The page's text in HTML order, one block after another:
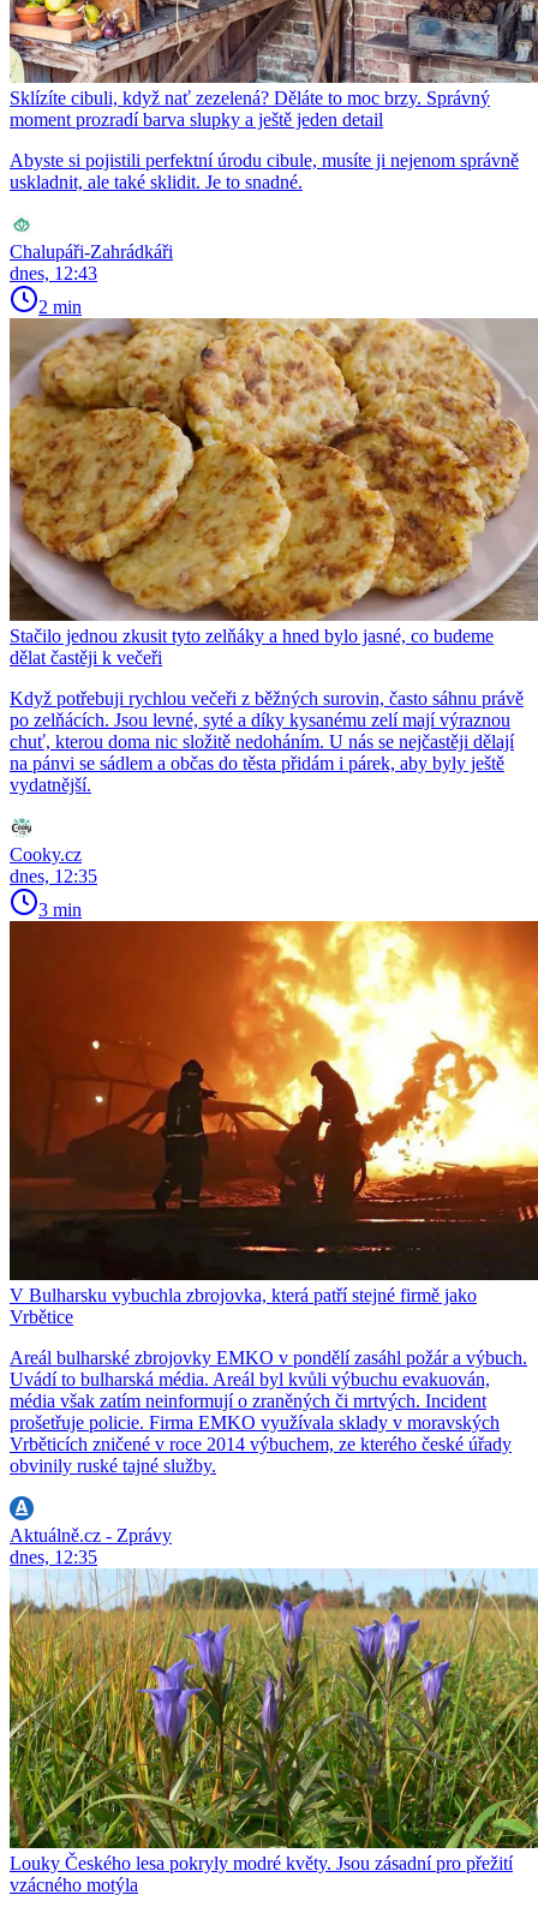
Sklízíte cibuli, když nať zezelená? Děláte to moc brzy. Správný
moment prozradí barva slupky a ještě jeden detail
Abyste si pojistili perfektní úrodu cibule, musíte ji nejenom správně
uskladnit, ale také sklidit. Je to snadné.
Chalupáři-Zahrádkáři
dnes, 12:43
2 min
Stačilo jednou zkusit tyto zelňáky a hned bylo jasné, co budeme
dělat častěji k večeři
Když potřebuji rychlou večeři z běžných surovin, často sáhnu právě
po zelňácích. Jsou levné, syté a díky kysanému zelí mají výraznou
chuť, kterou doma nic složitě nedoháním. U nás se nejčastěji dělají
na pánvi se sádlem a občas do těsta přidám i párek, aby byly ještě
vydatnější.
Cooky.cz
dnes, 12:35
3 min
V Bulharsku vybuchla zbrojovka, která patří stejné firmě jako
Vrbětice
Areál bulharské zbrojovky EMKO v pondělí zasáhl požár a výbuch.
Uvádí to bulharská média. Areál byl kvůli výbuchu evakuován,
média však zatím neinformují o zraněných či mrtvých. Incident
prošetřuje policie. Firma EMKO využívala sklady v moravských
Vrběticích zničené v roce 2014 výbuchem, ze kterého české úřady
obvinily ruské tajné služby.
Aktuálně.cz - Zprávy
dnes, 12:35
Louky Českého lesa pokryly modré květy. Jsou zásadní pro přežití
vzácného motýla